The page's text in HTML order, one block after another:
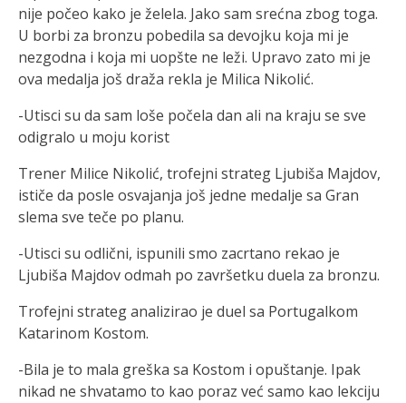
nije počeo kako je želela. Jako sam srećna zbog toga.
U borbi za bronzu pobedila sa devojku koja mi je
nezgodna i koja mi uopšte ne leži. Upravo zato mi je
ova medalja još draža rekla je Milica Nikolić.
-Utisci su da sam loše počela dan ali na kraju se sve
odigralo u moju korist
Trener Milice Nikolić, trofejni strateg Ljubiša Majdov,
ističe da posle osvajanja još jedne medalje sa Gran
slema sve teče po planu.
-Utisci su odlični, ispunili smo zacrtano rekao je
Ljubiša Majdov odmah po završetku duela za bronzu.
Trofejni strateg analizirao je duel sa Portugalkom
Katarinom Kostom.
-Bila je to mala greška sa Kostom i opuštanje. Ipak
nikad ne shvatamo to kao poraz već samo kao lekciju